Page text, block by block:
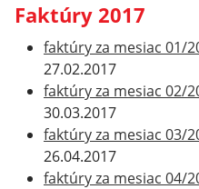
Faktúry 2017
faktúry za mesiac 01/
27.02.2017
faktúry za mesiac 02/
30.03.2017
faktúry za mesiac 03/
26.04.2017
faktúry za mesiac 04/